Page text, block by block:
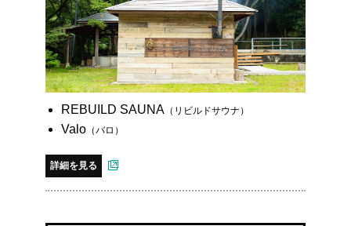
REBUILD SAUNA（リビルドサウナ）
Valo（バロ）
詳細を見る